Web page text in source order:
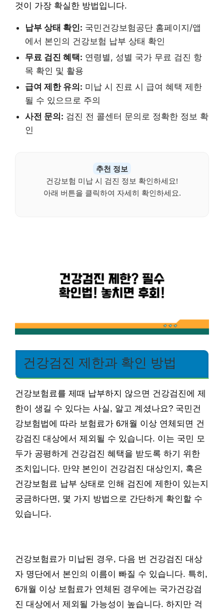
것이 가장 확실한 방법입니다.
납부 상태 확인: 국민건강보험공단 홈페이지/앱
에서 본인의 건강보험 납부 상태 확인
무료 검진 혜택: 연령별, 성별 국가 무료 검진 항
목 확인 및 활용
급여 제한 유의: 미납 시 진료 시 급여 혜택 제한
될 수 있으므로 주의
사전 문의: 검진 전 콜센터 문의로 정확한 정보 확
인
추천 정보
건강보험 미납 시 검진 정보 확인하세요!
아래 버튼을 클릭하여 자세히 확인하세요.
건강검진 제한과 확인 방법
건강보험료를 제때 납부하지 않으면 건강검진에 제
한이 생길 수 있다는 사실, 알고 계셨나요? 국민건
강보험법에 따라 보험료가 6개월 이상 연체되면 건
강검진 대상에서 제외될 수 있습니다. 이는 국민 모
두가 공평하게 건강검진 혜택을 받도록 하기 위한
조치입니다. 만약 본인이 건강검진 대상인지, 혹은
건강보험료 납부 상태로 인해 검진에 제한이 있는지
궁금하다면, 몇 가지 방법으로 간단하게 확인할 수
있습니다.
건강보험료가 미납된 경우, 다음 번 건강검진 대상
자 명단에서 본인의 이름이 빠질 수 있습니다. 특히,
6개월 이상 보험료가 연체된 경우에는 국가건강검
진 대상에서 제외될 가능성이 높습니다. 하지만 걱